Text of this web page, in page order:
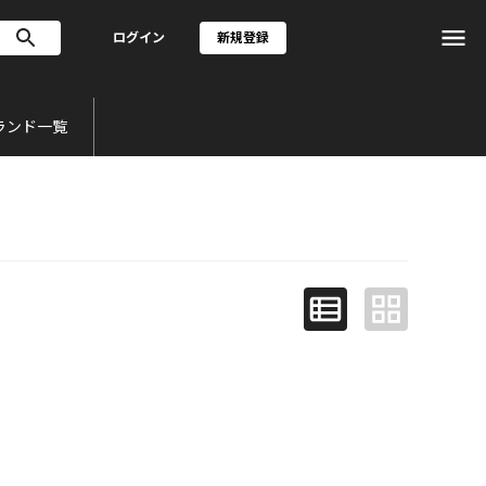
ログイン 新規登録
ンド一覧